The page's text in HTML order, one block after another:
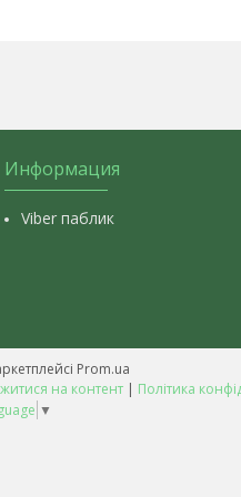
Информация
Viber паблик
Prom.ua
на контент | Політика
▼